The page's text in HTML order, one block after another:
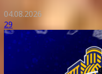
04.08.2026
29